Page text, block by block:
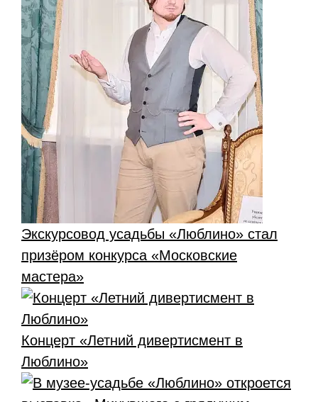
Экскурсовод усадьбы «Люблино» стал
призёром конкурса «Московские
мастера»
Концерт «Летний дивертисмент в
Люблино»